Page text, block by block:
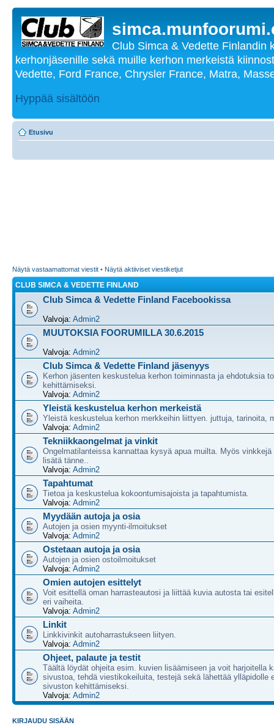
Club Simca & Vedette Finlandin
kerhonjäsenille sekä muille kerhon merkeistä
Vedette, Ford France, Chrysler France, Matra,
Hyppää sisältöön
Etusivu
Näytä vastaamattomat viestit • Näytä aktiiviset viestiketjut
CLUB SIMCA & VEDETTE FINLAND
Club Simca & Vedette Finland Facebookissa
Valvoja: Admin2
MUUTOKSIA FOORUMILLA 30.6.2015
Valvoja: Admin2
Club Simca & Vedette Finland jäsenyys
Kerhon jäsenten keskustelua kerhon toiminnasta ja ehdotuksia
kehittämiseksi.
Valvoja: Admin2
Yleistä keskustelua kerhon merkeistä
Yleistä keskustelua kerhon merkkeihin liittyen. juttuja, tarinoita,
Valvoja: Admin2
Tekniikkaongelmat ja vinkit
Ongelmatilanteissa kannattaa kysyä apua muilta. Myös vinkkejä
lisätä tänne..
Valvoja: Admin2
Tapahtumat
Tietoa ja keskustelua kokoontumisajoista ja tapahtumista.
Valvoja: Admin2
Myydään autoja ja osia
Autojen ja osien myynti-ilmoitukset
Valvoja: Admin2
Ostetaan autoja ja osia
Autojen ja osien ostoilmoitukset
Valvoja: Admin2
Omien autojen esittelyt
Voit esittellä oman harrasteautosi ja liittää kuvia autosta tai
eri vaiheita.
Valvoja: Admin2
Linkit
Linkkivinkit autoharrastukseen liityen.
Valvoja: Admin2
Ohjeet, palaute ja testit
Täältä löydät ohjeita esim. kuvien lisäämiseen ja voit harjoitella
sivustoa, tehdä viestikokeiluita, testejä sekä lähettää ylläpidolle
sivuston kehittämiseksi.
Valvoja: Admin2
KIRJAUDU SISÄÄN